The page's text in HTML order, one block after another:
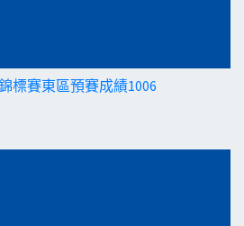
標賽東區預賽成績1006